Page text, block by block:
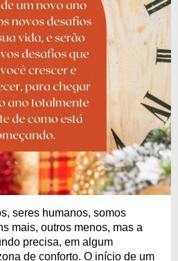
seres humanos, somos
mais, outros menos, mas a
precisa, em algum
de conforto. O início de um